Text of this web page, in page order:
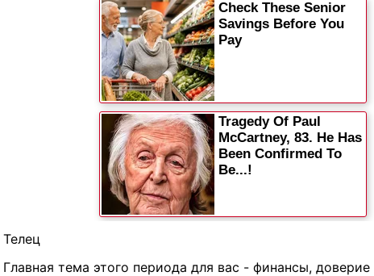
Телец
Главная тема этого периода для вас - финансы, доверие